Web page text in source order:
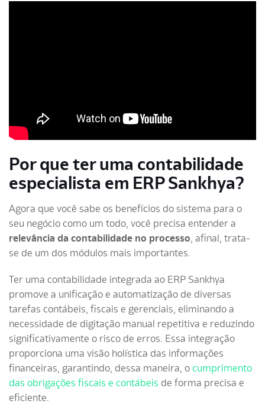
Por que ter uma contabilidade
especialista em ERP Sankhya?
Agora que você sabe os benefícios do sistema para o
seu negócio como um todo, você precisa entender a
relevância da contabilidade no processo, afinal, trata-
se de um dos módulos mais importantes.
Ter uma contabilidade integrada ao ERP Sankhya
promove a unificação e automatização de diversas
tarefas contábeis, fiscais e gerenciais, eliminando a
necessidade de digitação manual repetitiva e reduzindo
significativamente o risco de erros. Essa integração
proporciona uma visão holística das informações
financeiras, garantindo, dessa maneira, o cumprimento
das obrigações fiscais e contábeis de forma precisa e
eficiente.